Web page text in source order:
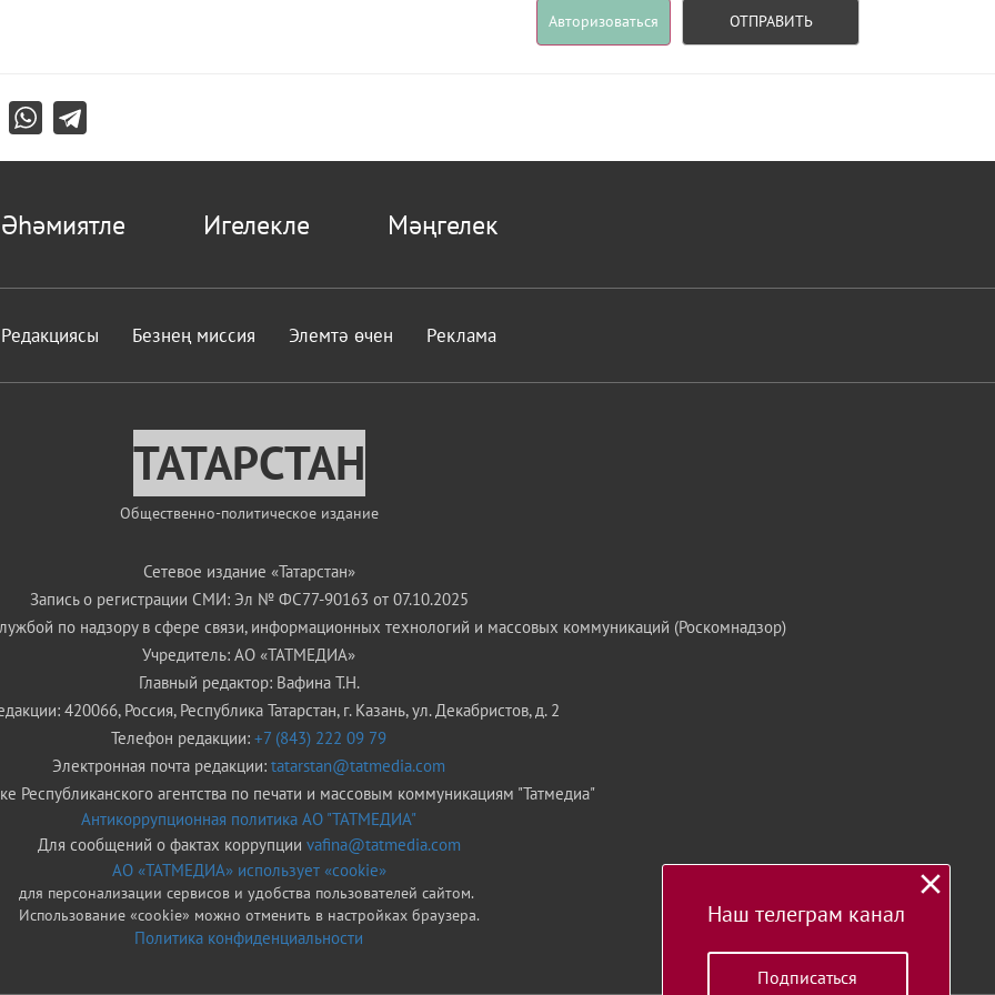
Авторизоваться ОТПРАВИТЬ
Әһәмиятле Игелекле Мәңгелек
Редакциясы Безнең миссия Элемтә өчен Реклама
ТАТАРСТАН
Общественно-политическое издание
Сетевое издание «Татарстан»
Запись о регистрации СМИ: Эл № ФС77-90163 от 07.10.2025
по надзору в сфере связи, информационных технологий и массовых коммуникаций (Роскомнадзор)
Учредитель: АО «ТАТМЕДИА»
Главный редактор: Вафина Т.Н.
420066, Россия, Республика Татарстан, г. Казань, ул. Декабристов, д. 2
Телефон редакции: +7 (843) 222 09 79
Электронная почта редакции: tatarstan@tatmedia.com
Республиканского агентства по печати и массовым коммуникациям "Татмедиа"
Антикоррупционная политика АО "ТАТМЕДИА"
Для сообщений о фактах коррупции vafina@tatmedia.com
АО «ТАТМЕДИА» использует «cookie»
для персонализации сервисов и удобства пользователей сайтом.
Использование «cookie» можно отменить в настройках браузера.
Политика конфиденциальности
Наш телеграм канал
Подписаться